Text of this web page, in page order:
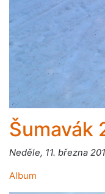
Šumavák
Neděle, 11. března
Album